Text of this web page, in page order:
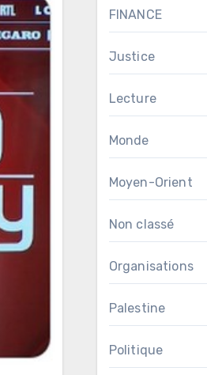
FINANCE
Justice
Lecture
Monde
Moyen-Orient
Non classé
Organisations
Palestine
Politique